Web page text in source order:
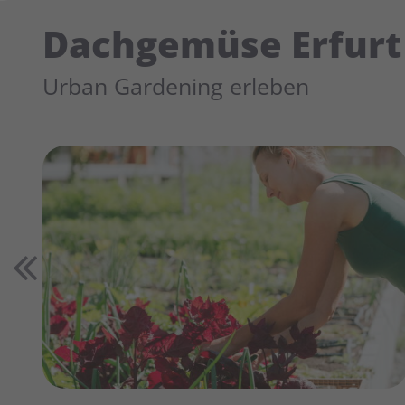
Dachgemüse Erfurt
Urban Gardening erleben